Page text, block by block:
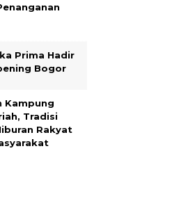
Prima Hadir
Bogor
Kampung
Tradisi
Rakyat